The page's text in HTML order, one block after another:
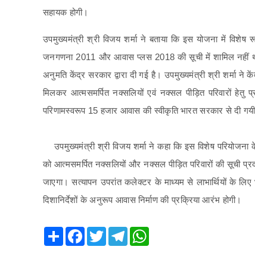
सहायक होगी।
उपमुख्यमंत्री श्री विजय शर्मा ने बताया कि इस योजना में विशेष
जनगणना 2011 और आवास प्लस 2018 की सूची में शामिल नहीं
अनुमति केंद्र सरकार द्वारा दी गई है। उपमुख्यमंत्री श्री शर्मा ने
मिलकर आत्मसमर्पित नक्सलियों एवं नक्सल पीड़ित परिवारों
परिणामस्वरूप 15 हजार आवास की स्वीकृति भारत सरकार से दी
उपमुख्यमंत्री श्री विजय शर्मा ने कहा कि इस विशेष
को आत्मसमर्पित नक्सलियों और नक्सल पीड़ित परिवारों की सूची
जाएगा। सत्यापन उपरांत कलेक्टर के माध्यम से लाभार्थियों के
दिशानिर्देशों के अनुरूप आवास निर्माण की प्रक्रिया आरंभ होगी।
Share Facebook
TwitterTelegram